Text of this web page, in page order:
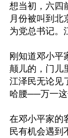
想当初，六四
月份被叫到北
为党总书记。
刚知道邓小平
颠儿的，门儿
江泽民无论见
哈腰──万一这
在邓小平家的
民有机会遇到